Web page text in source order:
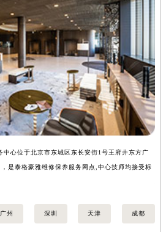
中心位于北京市东城区东长安街1号王府井东方广
是泰格豪雅维修保养服务网点,中心技师均接受标
广州 深圳 天津 成都